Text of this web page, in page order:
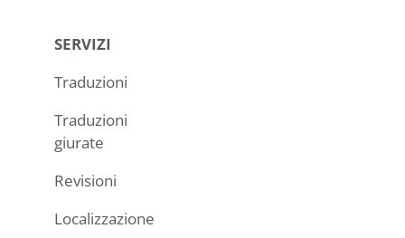
SERVIZI
Traduzioni
Traduzioni
giurate
Revisioni
Localizzazione